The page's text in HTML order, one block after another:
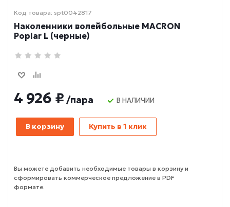
Код товара: spt0042817
Наколенники волейбольные MACRON
Poplar L (черные)
4 926 ₽ /пара В НАЛИЧИИ
В корзину Купить в 1 клик
Вы можете добавить необходимые товары в корзину и
сформировать коммерческое предложение в PDF
формате.